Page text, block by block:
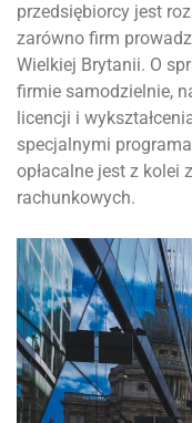
przedsiębiorcy jest
zarówno firm
Wielkiej Brytanii. O
firmie samodzielnie,
licencji i
specjalnymi
opłacalne jest z kolei
rachunkowych.